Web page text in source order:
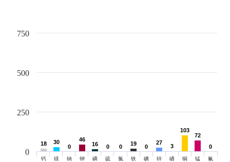
18
18 30
30
0
0
46
46
16
16 0
0 0
0 19
19 0
0
27
27
3
3
103
103
72
72
0
0
钙 镁 钠 钾 磷 硫 氯 铁 碘 锌 硒 铜 锰 氟
0
250
500
750